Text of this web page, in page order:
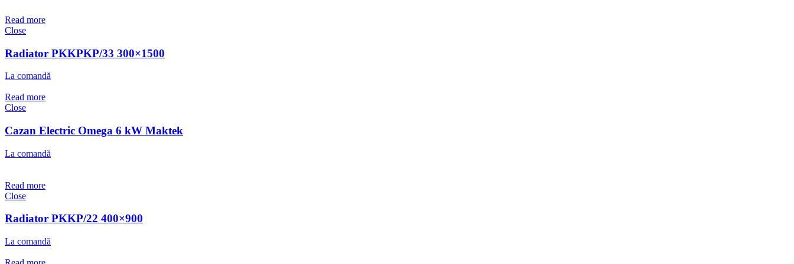
Read more
Close
Radiator PKKPKP/33 300×1500
La comandă
Read more
Close
Cazan Electric Omega 6 kW Maktek
La comandă
Read more
Close
Radiator PKKP/22 400×900
La comandă